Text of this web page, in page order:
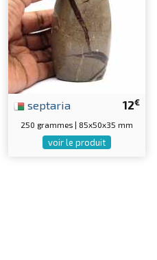
12€
septaria
250 grammes | 85x50x35 mm
voir le produit